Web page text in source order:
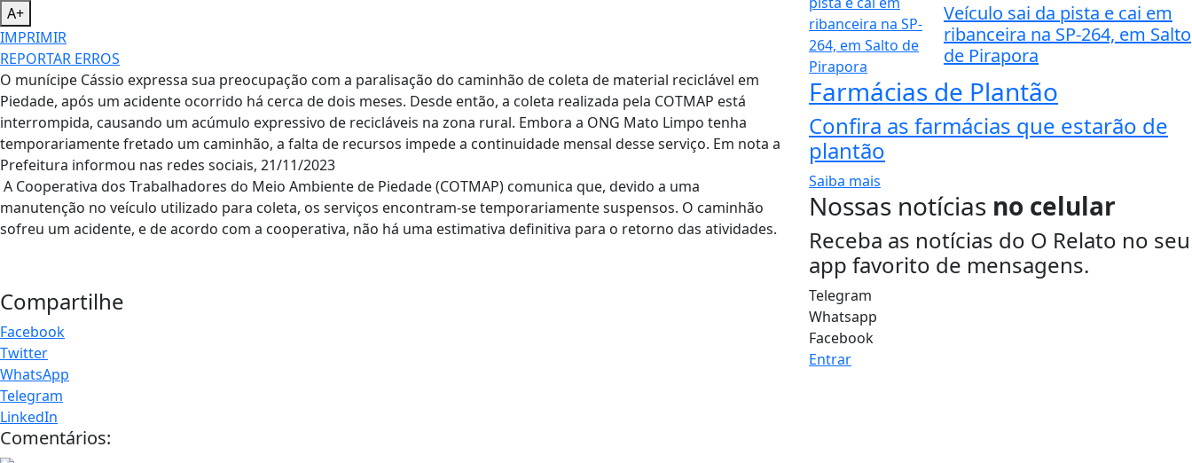
A+
IMPRIMIR
REPORTAR ERROS
O munícipe Cássio expressa sua preocupação com a paralisação do caminhão de coleta de material reciclável em
Piedade, após um acidente ocorrido há cerca de dois meses. Desde então, a coleta realizada pela COTMAP está
interrompida, causando um acúmulo expressivo de recicláveis na zona rural. Embora a ONG Mato Limpo tenha
temporariamente fretado um caminhão, a falta de recursos impede a continuidade mensal desse serviço. Em nota a
Prefeitura informou nas redes sociais, 21/11/2023
A Cooperativa dos Trabalhadores do Meio Ambiente de Piedade (COTMAP) comunica que, devido a uma
manutenção no veículo utilizado para coleta, os serviços encontram-se temporariamente suspensos. O caminhão
sofreu um acidente, e de acordo com a cooperativa, não há uma estimativa definitiva para o retorno das atividades.
Compartilhe
Facebook
Twitter
WhatsApp
Telegram
LinkedIn
Comentários:
Veículo sai da pista e cai em
ribanceira na SP-264, em Salto
de Pirapora
Farmácias de Plantão
Confira as farmácias que estarão de
plantão
Saiba mais
Nossas notícias no celular
Receba as notícias do O Relato no seu
app favorito de mensagens.
Telegram
Whatsapp
Facebook
Entrar